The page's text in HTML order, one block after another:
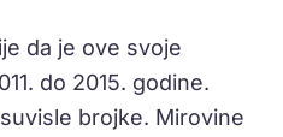
da je ove svoje
do 2015. godine.
brojke. Mirovine